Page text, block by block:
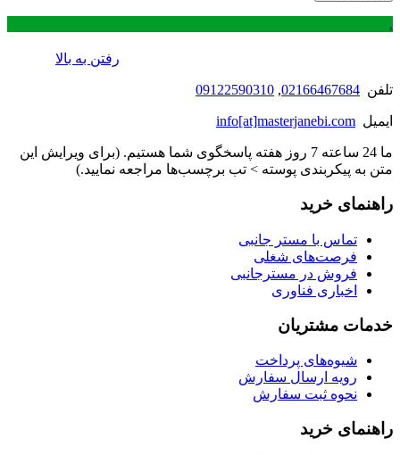
.
رفتن به بالا
تلفن 02166467684
,
09122590310
ایمیل info[at]masterjanebi.com
ما 24 ساعته 7 روز هفته پاسخگوی شما هستیم. (برای ویرایش این
متن به پیکربندی پوسته > تب برچسب‌ها مراجعه نمایید.)
راهنمای خرید
تماس با مستر جانبی
فرصت‌های شغلی
فروش در مسترجانبی
اخباری فناوری
خدمات مشتریان
شیوه‌های پرداخت
رویه ارسال سفارش
نحوه ثبت سفارش
راهنمای خرید